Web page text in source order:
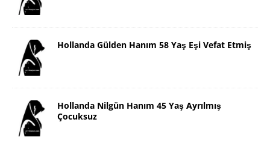
Hollanda Gülden Hanım 58 Yaş Eşi Vefat Etmiş
Hollanda Nilgün Hanım 45 Yaş Ayrılmış
Çocuksuz